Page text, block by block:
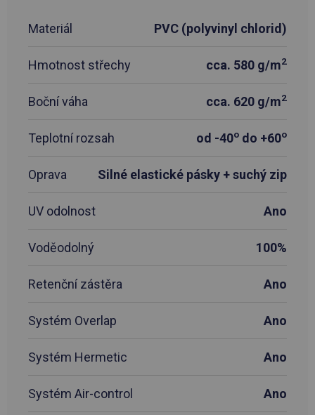
Materiál PVC (polyvinyl chlorid)
Hmotnost střechy cca. 580 g/m2
Boční váha cca. 620 g/m2
Teplotní rozsah od -40o do +60o
Oprava Silné elastické pásky + suchý zip
UV odolnost Ano
Voděodolný 100%
Retenční zástěra Ano
Systém Overlap Ano
Systém Hermetic Ano
Systém Air-control Ano